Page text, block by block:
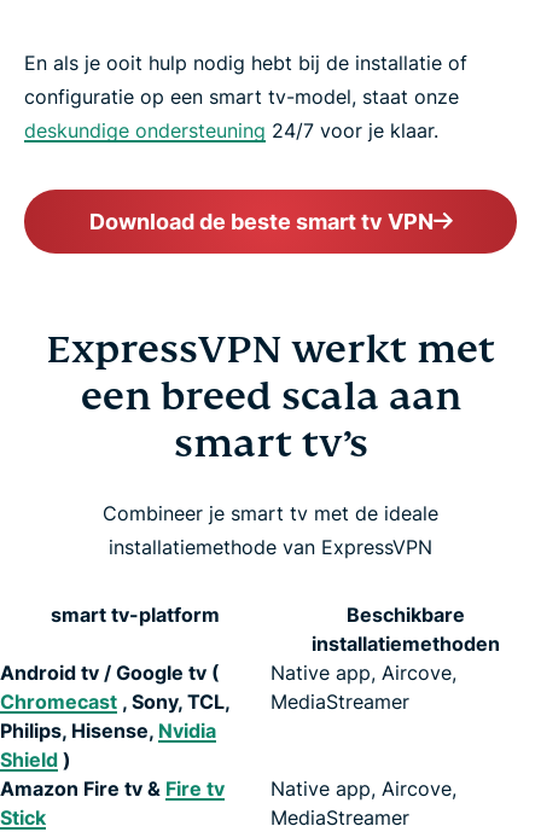
En als je ooit hulp nodig hebt bij de installatie of
configuratie op een smart tv-model, staat onze
deskundige ondersteuning 24/7 voor je klaar.
Download de beste smart tv VPN
ExpressVPN werkt met
een breed scala aan
smart tv’s
Combineer je smart tv met de ideale
installatiemethode van ExpressVPN
smart tv-platform
Beschikbare
installatiemethoden
Android tv / Google tv (
Chromecast , Sony, TCL,
Philips, Hisense, Nvidia
Shield )
Native app, Aircove,
MediaStreamer
Amazon Fire tv & Fire tv
Stick
Native app, Aircove,
MediaStreamer